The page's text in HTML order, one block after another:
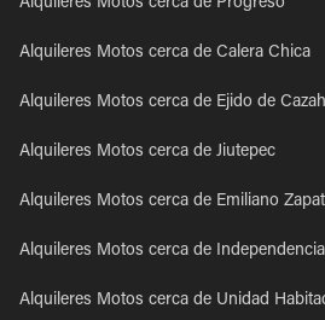
Alquileres Motos cerca de Progreso
Alquileres Motos cerca de Calera Chica
Alquileres Motos cerca de Ejido de
Alquileres Motos cerca de Jiutepec
Alquileres Motos cerca de Emiliano
Alquileres Motos cerca de Independencia
Alquileres Motos cerca de Unidad